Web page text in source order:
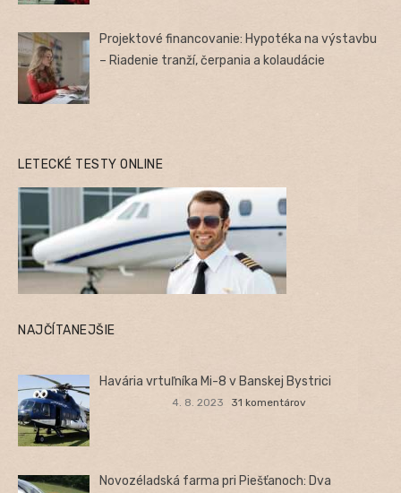
Projektové financovanie: Hypotéka na výstavbu
– Riadenie tranží, čerpania a kolaudácie
LETECKÉ TESTY ONLINE
NAJČÍTANEJŠIE
Havária vrtuľníka Mi-8 v Banskej Bystrici
4. 8. 2023 31 komentárov
Novozéladská farma pri Piešťanoch: Dva